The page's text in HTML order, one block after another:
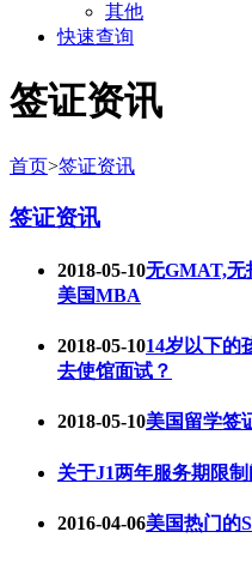
其他
快速查询
签证资讯
首页>签证资讯
签证资讯
2018-05-10无GMAT,无
美国MBA
2018-05-1014岁以下的
去使馆面试？
2018-05-10美国留学签
关于J1两年服务期限
2016-04-06美国热门的